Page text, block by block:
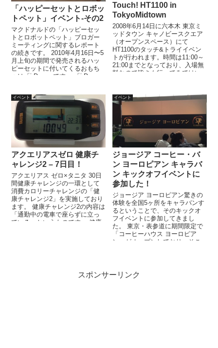
「ハッピーセットとロボッ
トペット」イベント-その2
マクドナルドの「ハッピーセッ
トとロボットペット」ブロガー
ミーティングに関するレポート
の続きです。 2010年4月16日〜5
月上旬の期間で発売されるハッ
ピーセットに付いてくるおもち
ゃは「i-Dog」 です。 「i-Dog」
Touch! HT1100 in
TokyoMidtown
2008年6月14日に六本木 東京ミ
ッドタウン キャノビースクエア
（オープンスペース）にて
HT1100のタッチ&トライイベン
トが行われます。時間は11:00～
21:00までとなっており、入場無
料なので皆さん行ってみてはい
イベント
アクエリアスゼロ 健康チ
ャレンジ2 – 7日目！
アクエリアス ゼロ×タニタ 30日
間健康チャレンジの一環として
消費カロリーチャレンジの「健
康チャレンジ2」を実施しており
ます。 健康チャレンジ2の内容は
「通勤中の電車で座らずに立っ
ている」というものです。 健康
イベント
ジョージア コーヒー・バ
ン ヨーロピアン キャラバ
ン キックオフイベントに
参加した！
ジョージア ヨーロピアン驚きの
体験を全国5ヶ所をキャラバンす
るということで、そのキックオ
フイベントに参加してきまし
た。 東京・表参道に期間限定で
「コーヒーハウス ヨーロピア
ン」がオープンしており、そこ
スポンサーリンク